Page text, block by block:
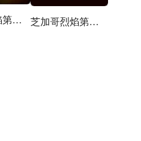
芝加哥烈焰第六季 芝加哥烈焰第八季